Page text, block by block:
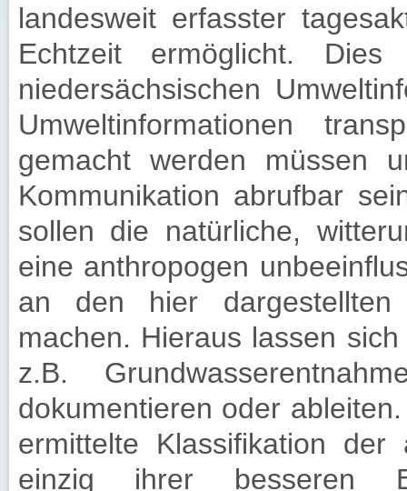
landesweit erfasster
Echtzeit ermöglicht.
niedersächsischen
Umweltinformationen
gemacht werden müssen
Kommunikation abrufbar
sollen die natürliche,
eine anthropogen
an den hier dargestellten
machen. Hieraus lassen
z.B.
dokumentieren oder
ermittelte Klassifikation der
einzig ihrer besseren